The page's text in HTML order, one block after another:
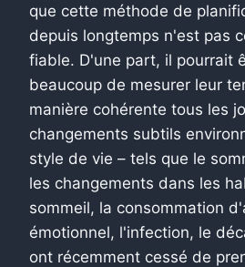
que cette méthode de
depuis longtemps n'est pas
fiable. D'une part, il pourrait
beaucoup de mesurer leur
manière cohérente tous les
changements subtils
style de vie – tels que le
les changements dans les
sommeil, la consommation
émotionnel, l'infection, le
ont récemment cessé de